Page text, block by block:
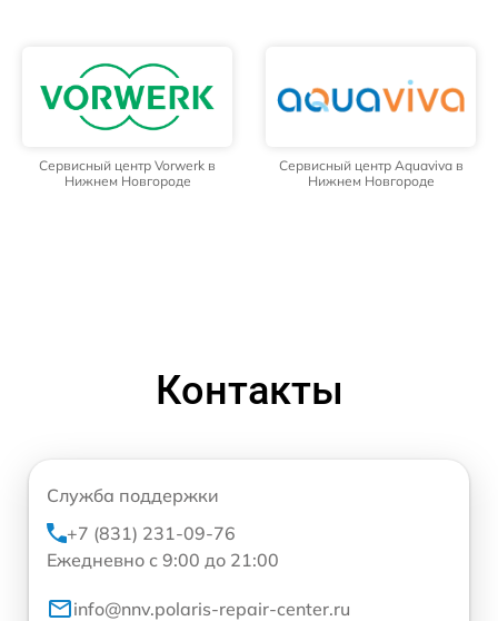
Сервисный центр Vorwerk в
Нижнем Новгороде
Сервисный центр Aquaviva в
Нижнем Новгороде
Контакты
Служба поддержки
+7 (831) 231-09-76
Ежедневно с 9:00 до 21:00
info@nnv.polaris-repair-center.ru